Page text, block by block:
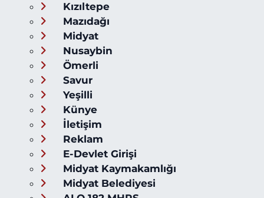
Kızıltepe
Mazıdağı
Midyat
Nusaybin
Ömerli
Savur
Yeşilli
Künye
İletişim
Reklam
E-Devlet Girişi
Midyat Kaymakamlığı
Midyat Belediyesi